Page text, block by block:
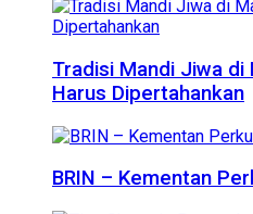
Tradisi Mandi Jiwa di
Harus Dipertahankan
BRIN – Kementan